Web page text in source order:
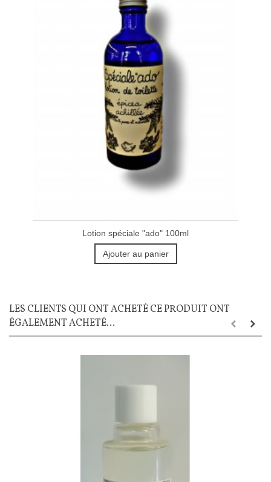
Lotion spéciale "ado" 100ml
Ajouter au panier
LES CLIENTS QUI ONT ACHETÉ CE PRODUIT ONT
ÉGALEMENT ACHETÉ...